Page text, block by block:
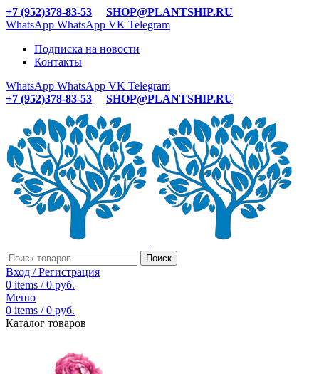
+7 (952)378-83-53
SHOP@PLANTSHIP.RU
WhatsApp WhatsApp VK Telegram
Подписка на новости
Контакты
WhatsApp WhatsApp VK Telegram
+7 (952)378-83-53
SHOP@PLANTSHIP.RU
Поиск
Вход / Регистрация
0 items / 0 руб.
Меню
0 items / 0 руб.
Каталог товаров